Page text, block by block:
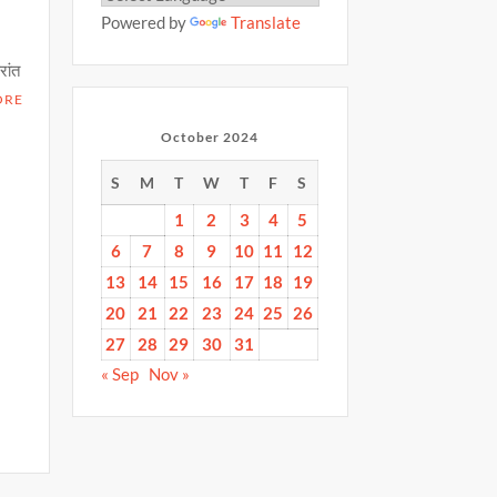
Powered by Translate
October 2024
S M T W T F S
1 2 3 4
5
6
7 8 9 10 11
12
13
14 15 16 17 18
19
20
21 22 23 24 25
26
27
28 29 30
31
« Sep Nov »